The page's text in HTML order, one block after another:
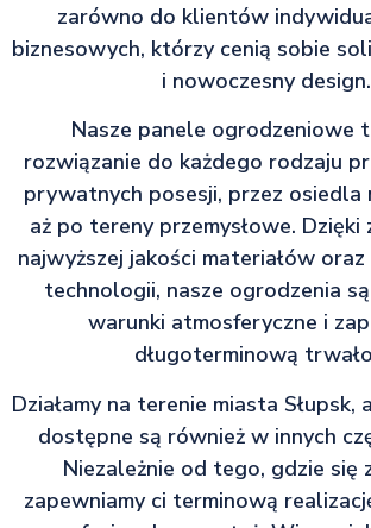
zarówno do klientów
biznesowych, którzy cenią sobie
i nowoczesny design.
Nasze panele ogrodzeniowe
rozwiązanie do każdego rodzaju
prywatnych posesji, przez osiedla
aż po tereny przemysłowe.
najwyższej jakości materiałów
technologii, nasze ogrodzenia
warunki atmosferyczne i
długoterminową
Działamy na terenie miasta Słupsk,
dostępne są również w innych
Niezależnie od tego, gdzie się
zapewniamy ci terminową